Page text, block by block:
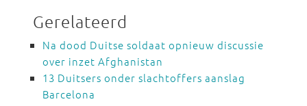
Gerelateerd
Na dood Duitse soldaat opnieuw discussie
over inzet Afghanistan
13 Duitsers onder slachtoffers aanslag
Barcelona